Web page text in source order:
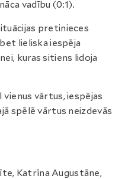
vadību (0:1).
pretinieces
lieliska iespēja
kuras sitiens lidoja
vārtus, iespējas
spēlē vārtus neizdevās
Katrīna Augustāne,